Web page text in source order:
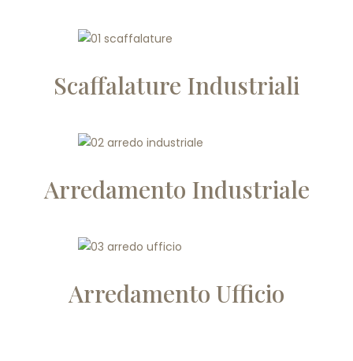
Scaffalature Industriali
Arredamento Industriale
Arredamento Ufficio